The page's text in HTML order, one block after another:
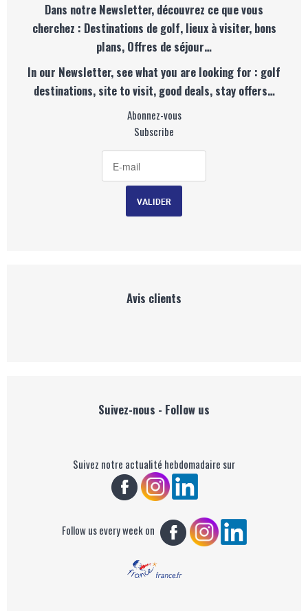
Dans notre Newsletter, découvrez ce que vous
cherchez : Destinations de golf, lieux à visiter, bons
plans, Offres de séjour…
In our Newsletter, see what you are looking for : golf
destinations, site to visit, good deals, stay offers…
Abonnez-vous
Subscribe
Avis clients
Suivez-nous - Follow us
Suivez notre actualité hebdomadaire sur
Follow us every week on